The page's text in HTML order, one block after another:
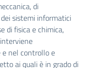
di
sistemi informatici
di fisica e chimica,
e nel controllo e
ai quali è in grado di